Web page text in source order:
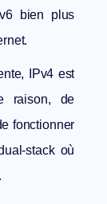
bien plus
IPv4 est
raison, de
fonctionner
stack où